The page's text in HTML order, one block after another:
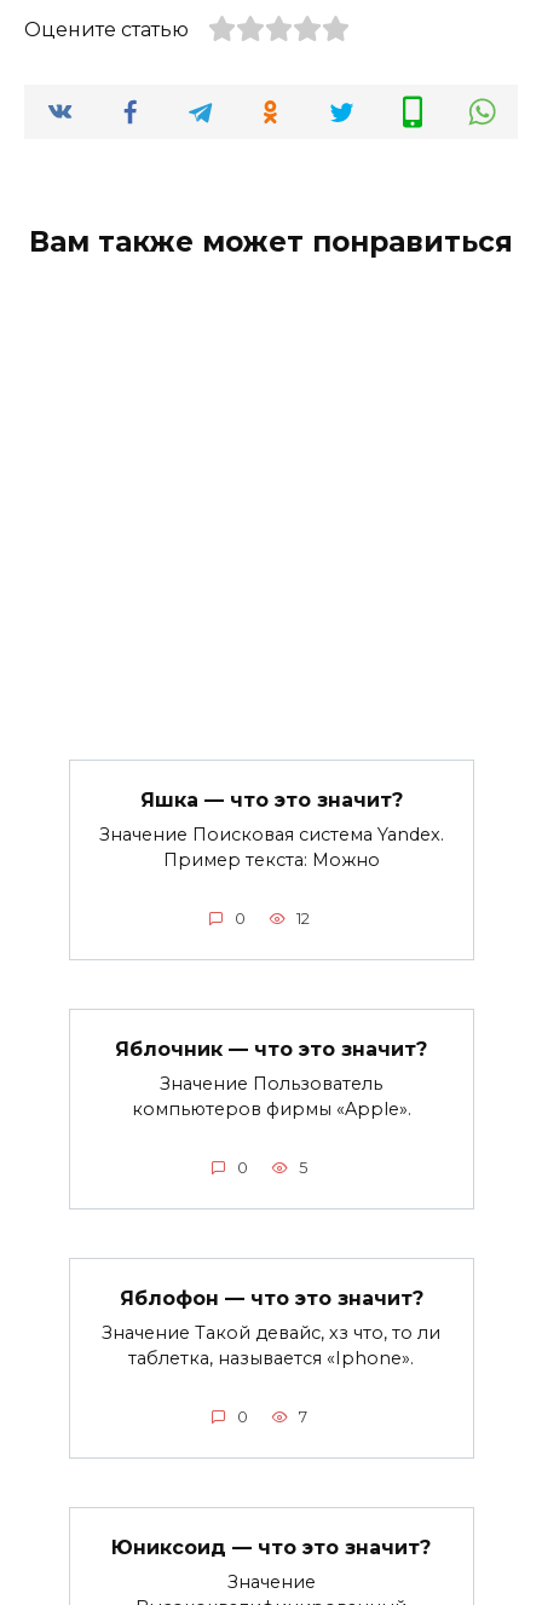
Оцените статью
Вам также может понравиться
Яшка — что это значит?
Значение Поисковая система Yandex.
Пример текста: Можно
0 12
Яблочник — что это значит?
Значение Пользователь
компьютеров фирмы «Apple».
0 5
Яблофон — что это значит?
Значение Такой девайс, хз что, то ли
таблетка, называется «Iphone».
0 7
Юниксоид — что это значит?
Значение